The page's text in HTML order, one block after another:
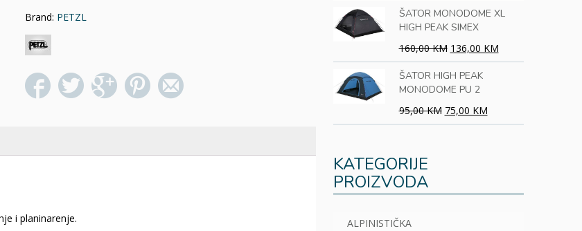
Brand: PETZL
i planinarenje.
ŠATOR MONODOME XL
HIGH PEAK SIMEX
160,00 KM 136,00 KM
ŠATOR HIGH PEAK
MONODOME PU 2
95,00 KM 75,00 KM
KATEGORIJE
PROIZVODA
ALPINISTIČKA